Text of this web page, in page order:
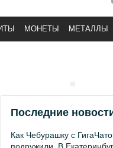
МОНЕТЫ МЕТАЛЛЫ
Последние
Как Чебурашку с